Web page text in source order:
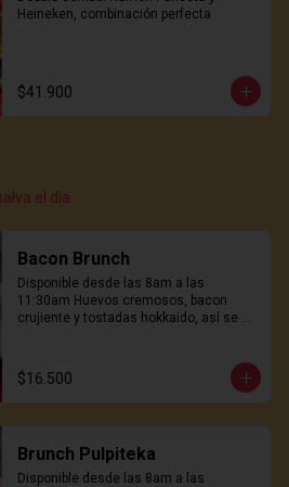
Heineken, combinación perfecta
$41.900
el dia
Bacon Brunch
Disponible desde las 8am a las
11:30am Huevos cremosos, bacon
crujiente y tostadas hokkaido, así se
$16.500
Brunch Pulpiteka
Disponible desde las 8am a las